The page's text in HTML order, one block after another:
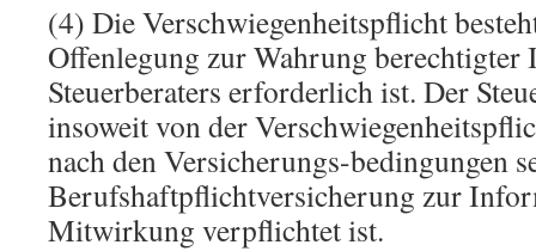
(4) Die Verschwiegenheitspflicht
Offenlegung zur Wahrung berechtigter
Steuerberaters erforderlich ist. Der
insoweit von der
nach den Versicherungs-bedingungen
Berufshaftpflichtversicherung zur
Mitwirkung verpflichtet ist.